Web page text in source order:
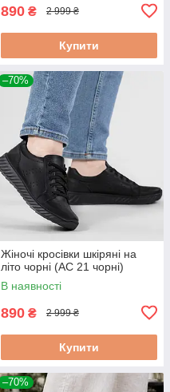
890 ₴ 2 999 ₴
Купити
–70%
Жіночі кросівки шкіряні на
літо чорні (АС 21 чорні)
В наявності
890 ₴ 2 999 ₴
Купити
–70%